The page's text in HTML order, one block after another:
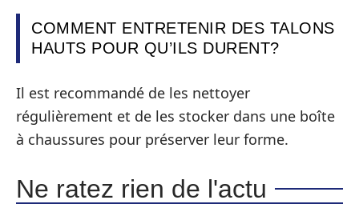
COMMENT ENTRETENIR DES TALONS
HAUTS POUR QU’ILS DURENT?
Il est recommandé de les nettoyer
régulièrement et de les stocker dans une boîte
à chaussures pour préserver leur forme.
Ne ratez rien de l'actu